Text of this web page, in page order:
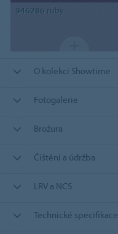
946286 ruby
O kolekci Showtime
Fotogalerie
Brožura
Čištění a údržba
LRV a NCS
Technické specifikace